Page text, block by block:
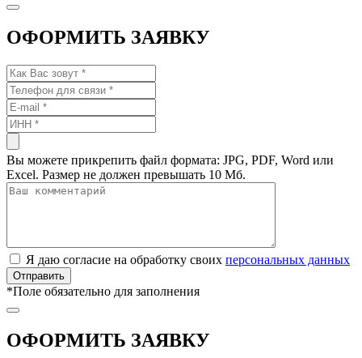
ОФОРМИТЬ ЗАЯВКУ
Вы можете прикрепить файл формата: JPG, PDF, Word или
Excel. Размер не должен превышать 10 Мб.
Я даю согласие на обработку своих персональных данных
*Поле обязательно для заполнения
ОФОРМИТЬ ЗАЯВКУ